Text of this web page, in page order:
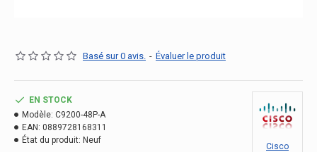
Basé sur 0 avis. - Évaluer le produit
EN STOCK
Modèle: C9200-48P-A
EAN: 0889728168311
État du produit: Neuf
Cisco